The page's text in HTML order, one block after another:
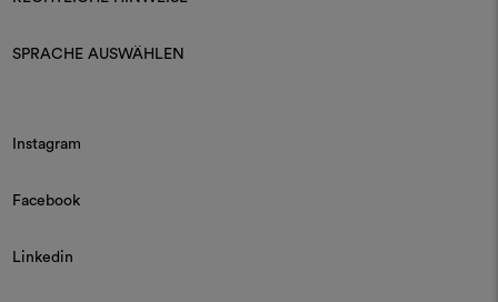
SPRACHE AUSWÄHLEN
Instagram
Facebook
Linkedin